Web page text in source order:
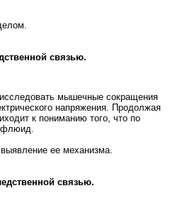
связью.
мышечные сокращения
напряжения. Продолжая
к пониманию того, что по
флюид.
ее механизма.
связью.